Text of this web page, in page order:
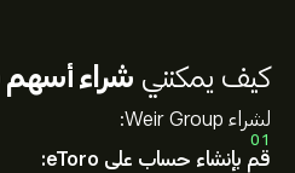
كيف يمكنني شراء أسهم Weir Group؟
لشراء Weir Group:
01
قم بإنشاء حساب على eToro: